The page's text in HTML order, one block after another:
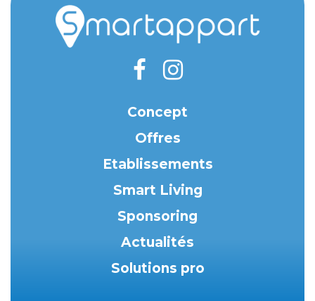
Concept
Offres
Etablissements
Smart Living
Sponsoring
Actualités
Solutions pro